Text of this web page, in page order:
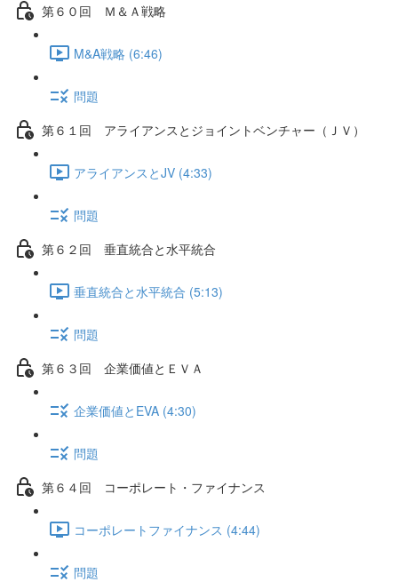
第６０回 Ｍ＆Ａ戦略
M&A戦略 (6:46)
問題
第６１回 アライアンスとジョイントベンチャー（ＪＶ）
アライアンスとJV (4:33)
問題
第６２回 垂直統合と水平統合
垂直統合と水平統合 (5:13)
問題
第６３回 企業価値とＥＶＡ
企業価値とEVA (4:30)
問題
第６４回 コーポレート・ファイナンス
コーポレートファイナンス (4:44)
問題